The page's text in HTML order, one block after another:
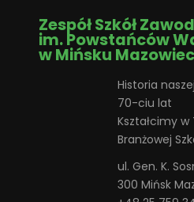
Zespół Szkół
im. Powstańców
w Mińsku
Historia
70-ciu lat
Kształcimy
Branżowej
ul. Gen. K.
300 Mińsk